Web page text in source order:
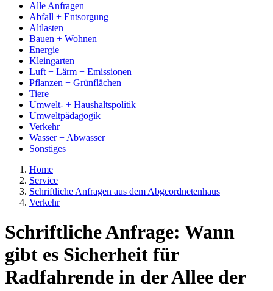
Alle Anfragen
Abfall + Entsorgung
Altlasten
Bauen + Wohnen
Energie
Kleingarten
Luft + Lärm + Emissionen
Pflanzen + Grünflächen
Tiere
Umwelt- + Haushaltspolitik
Umweltpädagogik
Verkehr
Wasser + Abwasser
Sonstiges
Home
Service
Schriftliche Anfragen aus dem Abgeordnetenhaus
Verkehr
Schriftliche Anfrage: Wann
gibt es Sicherheit für
Radfahrende in der Allee der